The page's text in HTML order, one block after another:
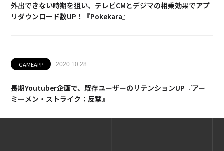
外出できない時期を狙い、テレビCMとデジマの相乗効果でアプ
リダウンロード数UP！『Pokekara』
GAMEAPP 2020.10.28
長期Youtuber企画で、既存ユーザーのリテンションUP『アー
ミーメン・ストライク：反撃』